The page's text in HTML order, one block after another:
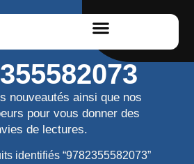
nouveautés ainsi que nos
pour vous donner des
de lectures.
identifiés “9782355582073”